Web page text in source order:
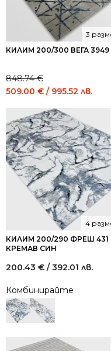
КИЛИМ 200/300 ВЕГА
3
848.74€
Original
was:
848.74 €
/
1,659.99
лв..
509.00 € / 995.52 лв.
/
лв..
КИЛИМ 200/290 ФРЕШ 431
КРЕМАВ СИН
4
200.43 € / 392.01 лв.
Комбинирайте